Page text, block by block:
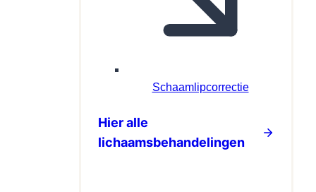
Schaamlipcorrectie
Hier alle
lichaamsbehandelingen